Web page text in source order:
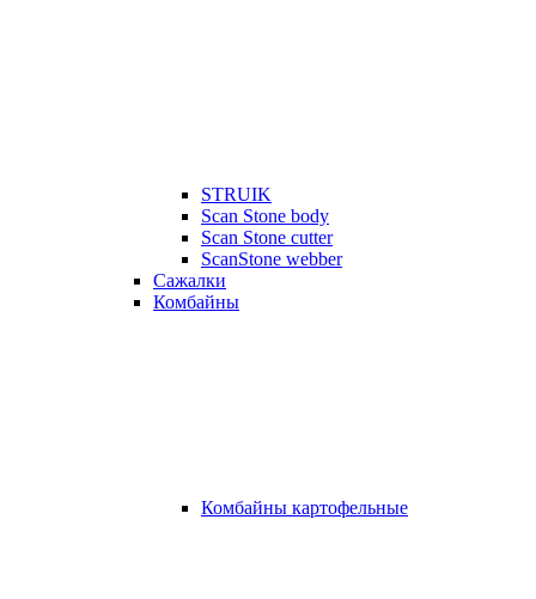
STRUIK
Scan Stone body
Scan Stone cutter
ScanStone webber
Сажалки
Комбайны
Комбайны картофельные